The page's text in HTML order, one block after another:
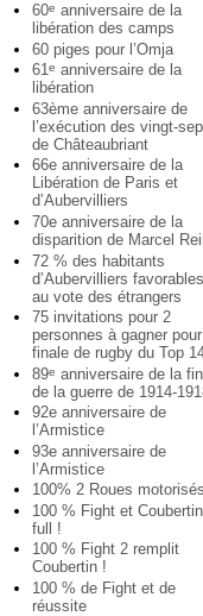
60e anniversaire de la
libération des camps
60 piges pour l’Omja
61e anniversaire de la
libération
63ème anniversaire de
l’exécution des vingt-
de Châteaubriant
66e anniversaire de la
Libération de Paris et
d’Aubervilliers
70e anniversaire de la
disparition de Marcel
72 % des habitants
d’Aubervilliers favorables
au vote des étrangers
75 invitations pour 2
personnes à gagner
finale de rugby du Top
89e anniversaire de la fin
de la guerre de 1914-
92e anniversaire de
l’Armistice
93e anniversaire de
l’Armistice
100% 2 Roues motorisés
100 % Fight et Coubertin
full !
100 % Fight 2 remplit
Coubertin !
100 % de Fight et de
réussite